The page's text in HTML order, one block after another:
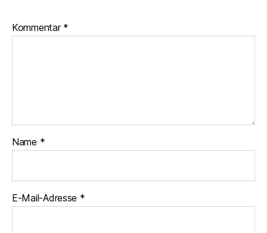
Kommentar *
Name *
E-Mail-Adresse *